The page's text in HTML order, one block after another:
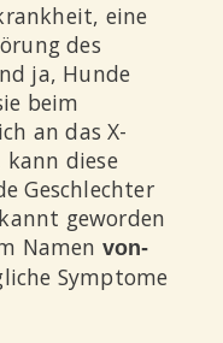
eine
des
ja, Hunde
beim
an das X-
diese
Geschlechter
geworden
Namen von-
Symptome